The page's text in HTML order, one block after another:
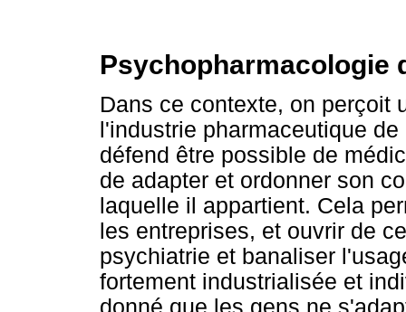
Psychopharmacologie
Dans ce contexte, on perçoit
l'industrie pharmaceutique
défend être possible de
de adapter et ordonner son
laquelle il appartient. Cela
les entreprises, et ouvrir de
psychiatrie et banaliser
fortement industrialisée et
donné que les gens ne